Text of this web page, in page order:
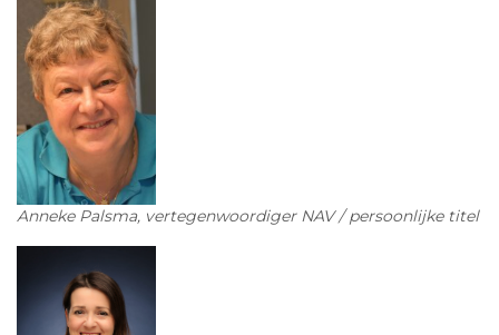
Anneke Palsma, vertegenwoordiger NAV / persoonlijke titel